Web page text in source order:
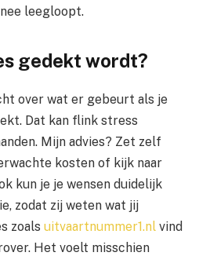
leegloopt.
gedekt wordt?
over wat er gebeurt als je
Dat kan flink stress
Mijn advies? Zet zelf
kosten of kijk naar
kun je je wensen duidelijk
zodat zij weten wat jij
zoals uitvaartnummer1.nl vind
Het voelt misschien